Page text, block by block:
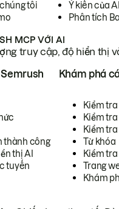
tôi
Ý kiến của
Phân tích
MCP VỚI AI
truy cập, độ hiển thị
thành công
thị AI
tuyến
Khám phá
Kiểm
Kiểm tra
Kiểm
Từ khóa
Kiểm
Trang
Khám